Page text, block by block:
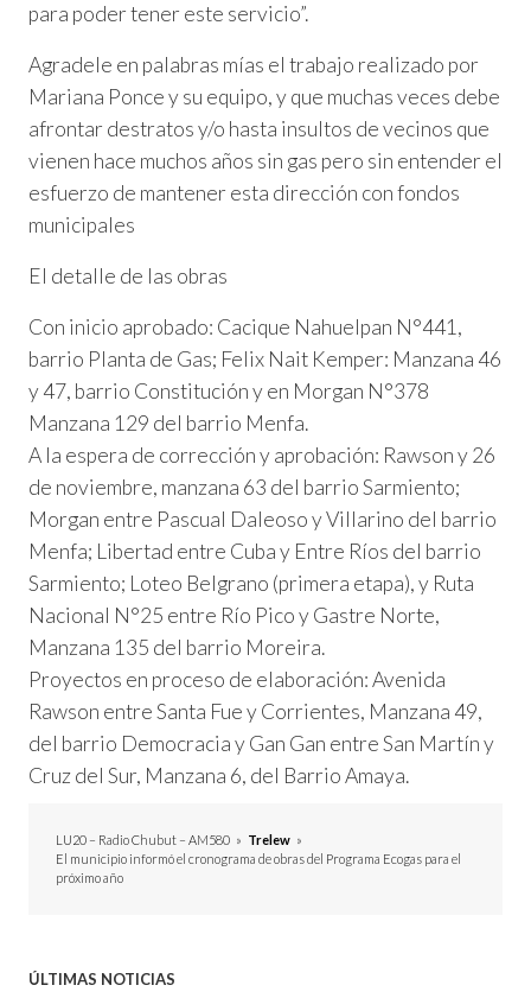
para poder tener este servicio”.
Agradele en palabras mías el trabajo realizado por
Mariana Ponce y su equipo, y que muchas veces debe
afrontar destratos y/o hasta insultos de vecinos que
vienen hace muchos años sin gas pero sin entender el
esfuerzo de mantener esta dirección con fondos
municipales
El detalle de las obras
Con inicio aprobado: Cacique Nahuelpan N°441,
barrio Planta de Gas; Felix Nait Kemper: Manzana 46
y 47, barrio Constitución y en Morgan N°378
Manzana 129 del barrio Menfa.
A la espera de corrección y aprobación: Rawson y 26
de noviembre, manzana 63 del barrio Sarmiento;
Morgan entre Pascual Daleoso y Villarino del barrio
Menfa; Libertad entre Cuba y Entre Ríos del barrio
Sarmiento; Loteo Belgrano (primera etapa), y Ruta
Nacional N°25 entre Río Pico y Gastre Norte,
Manzana 135 del barrio Moreira.
Proyectos en proceso de elaboración: Avenida
Rawson entre Santa Fue y Corrientes, Manzana 49,
del barrio Democracia y Gan Gan entre San Martín y
Cruz del Sur, Manzana 6, del Barrio Amaya.
LU20 – Radio Chubut – AM580 » Trelew »
El municipio informó el cronograma de obras del Programa Ecogas para el
próximo año
ÚLTIMAS NOTICIAS